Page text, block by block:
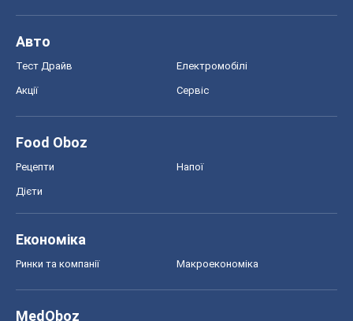
Авто
Тест Драйв Електромобілі
Акції Сервіс
Food Oboz
Рецепти Напої
Дієти
Економіка
Ринки та компанії Макроекономіка
MedOboz